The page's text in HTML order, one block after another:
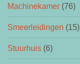
Machinekamer (76)
Smeerleidingen (15)
Stuurhuis (6)